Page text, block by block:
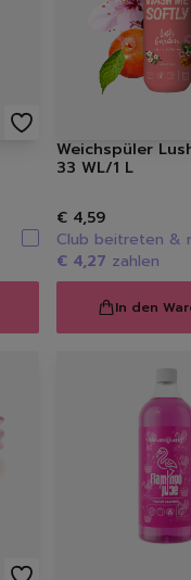
Weichspüler
33 WL/1 L
€ 4,59
Club beitreten &
€ 4,27 zahlen
In den